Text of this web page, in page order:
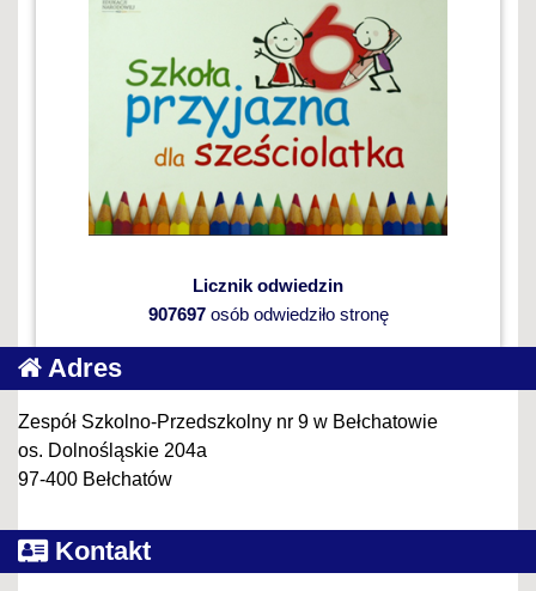
Licznik odwiedzin
907697osób odwiedziło stronę
Adres
Zespół Szkolno-Przedszkolny nr 9 w Bełchatowie
os. Dolnośląskie 204a
97-400 Bełchatów
Kontakt